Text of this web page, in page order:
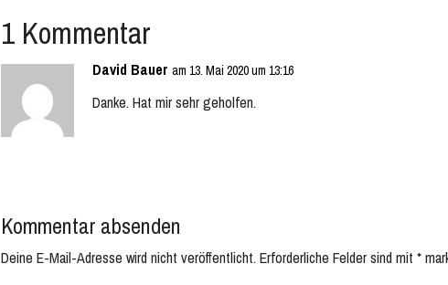
1 Kommentar
David Bauer am 13. Mai 2020 um 13:16
Danke. Hat mir sehr geholfen.
Kommentar absenden
Deine E-Mail-Adresse wird nicht veröffentlicht. Erforderliche Felder sind mit *